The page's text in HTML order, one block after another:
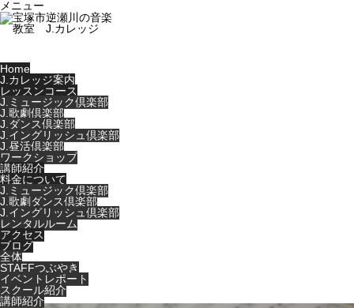
メニュー
Home
J.カレッジ案内
レッスンコース
J.ミュージック倶楽部
J.歌劇倶楽部
J.ダンス倶楽部
J.イングリッシュ倶楽部
J.昼活倶楽部
ワークショップ
講師紹介
料金について
J.ミュージック倶楽部
J.歌劇ダンス倶楽部
J.イングリッシュ倶楽部
レンタルルーム
アクセス
ブログ
全体
STAFFつぶやき
イベントレポート
スクール紹介
講師紹介